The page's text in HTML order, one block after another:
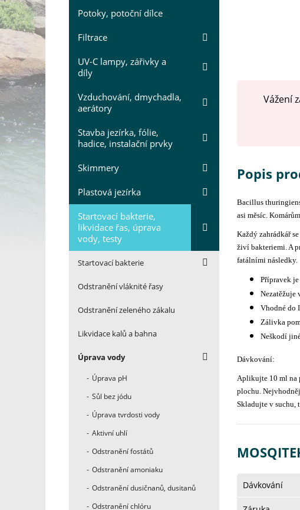
Potoky, potoční dílce
Filtrace
UV-C lampy, zářivky a
díly
Vzduchování, dmychadla,
aerátory
Stavba jezírka, fólie,
hadice, instalační prvky
Skimmery
Plastová jezírka
Startovací bakterie,
likvidace řas, úprava
vody, testy
Startovací bakterie
Odstranění vláknité řasy
Odstranění zeleného zákalu
Likvidace kalů a bahna
Úprava vody
Úprava pH
Sůl bez jódu
Úprava tvrdosti vody
Aktivní uhlí
Odstranění fostátů
Odstranění amoniaku
Odstranění dusičnanů, dusitanů
Odstranění chlóru
Vážení
Popis
Bacillus
asi měsíc.
Každý zahrádkář
živí bakteriemi. A
fatálními následky.
Přípravek
Nezatěžuje
Vhodné do
Zálivka
Neškodí
Dávkování:
Aplikujte 10 ml na
plochu.
Skladujte v suchu,
Dávkování